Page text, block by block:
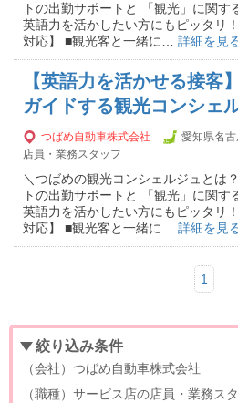
トの出勤サポートと 「観光」に関す
英語力を活かしたい方にもピッタリ
対応】 ■観光客と一緒に… 詳細を見
【英語力を活かせる接客
ガイドする観光コンシェ
つばめ自動車株式会社 愛知県名
店員・業務スタッフ
＼つばめの観光コンシェルジュとは
トの出勤サポートと 「観光」に関す
英語力を活かしたい方にもピッタリ
対応】 ■観光客と一緒に… 詳細を見
1
絞り込み条件
（会社）つばめ自動車株式会社
（職種）サービス店の店員・業務ス